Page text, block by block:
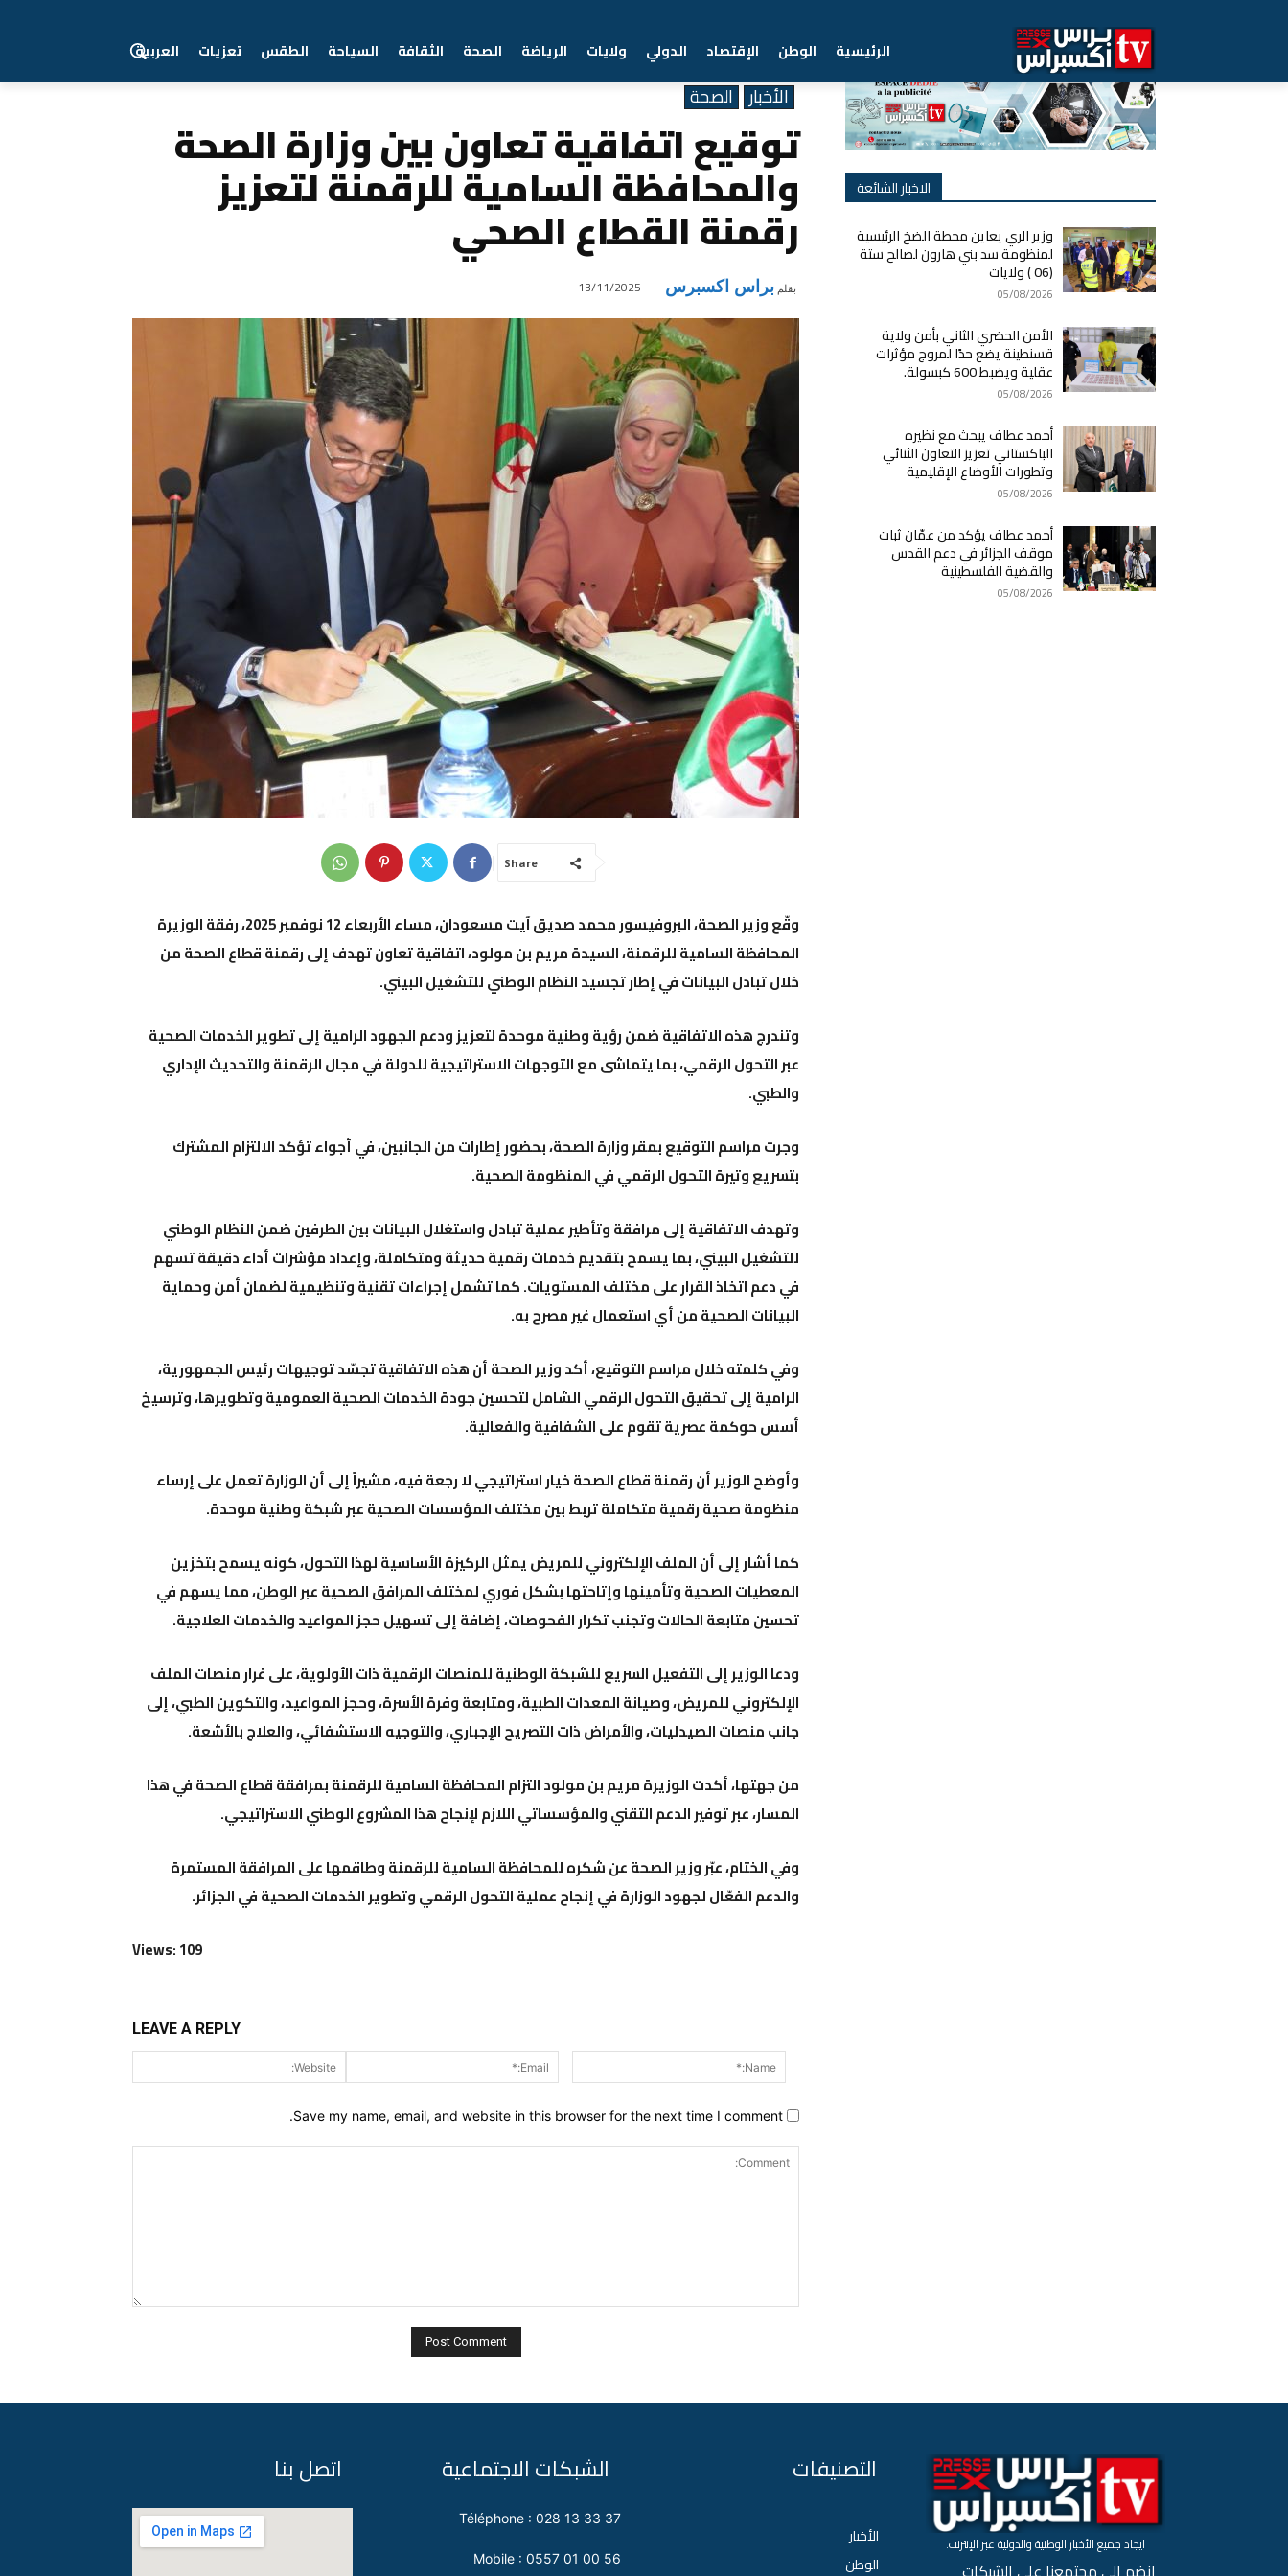
الرئيسية الوطن الإقتصاد الدولي ولايات الرياضة الصحة الثقافة السياحة الطقس تعزيات العربية
Home الأخبار توقيع اتفاقية تعاون بين وزارة الصحة والمحافظة السامية للرقمنة لتعزيز رقمنة القطاع...
الأخبار الصحة
توقيع اتفاقية تعاون بين وزارة الصحة
والمحافظة السامية للرقمنة لتعزيز
رقمنة القطاع الصحي
بقلم براس اكسبرس 13/11/2025
Share
وقّع وزير الصحة، البروفيسور محمد صديق آيت مسعودان، مساء الأربعاء 12 نوفمبر 2025، رفقة الوزيرة
المحافظة السامية للرقمنة، السيدة مريم بن مولود، اتفاقية تعاون تهدف إلى رقمنة قطاع الصحة من
خلال تبادل البيانات في إطار تجسيد النظام الوطني للتشغيل البيني.
وتندرج هذه الاتفاقية ضمن رؤية وطنية موحدة لتعزيز ودعم الجهود الرامية إلى تطوير الخدمات الصحية
عبر التحول الرقمي، بما يتماشى مع التوجهات الاستراتيجية للدولة في مجال الرقمنة والتحديث الإداري
والطبي.
وجرت مراسم التوقيع بمقر وزارة الصحة، بحضور إطارات من الجانبين، في أجواء تؤكد الالتزام المشترك
بتسريع وتيرة التحول الرقمي في المنظومة الصحية.
وتهدف الاتفاقية إلى مرافقة وتأطير عملية تبادل واستغلال البيانات بين الطرفين ضمن النظام الوطني
للتشغيل البيني، بما يسمح بتقديم خدمات رقمية حديثة ومتكاملة، وإعداد مؤشرات أداء دقيقة تسهم
في دعم اتخاذ القرار على مختلف المستويات. كما تشمل إجراءات تقنية وتنظيمية لضمان أمن وحماية
البيانات الصحية من أي استعمال غير مصرح به.
وفي كلمته خلال مراسم التوقيع، أكد وزير الصحة أن هذه الاتفاقية تجسّد توجيهات رئيس الجمهورية،
الرامية إلى تحقيق التحول الرقمي الشامل لتحسين جودة الخدمات الصحية العمومية وتطويرها، وترسيخ
أسس حوكمة عصرية تقوم على الشفافية والفعالية.
وأوضح الوزير أن رقمنة قطاع الصحة خيار استراتيجي لا رجعة فيه، مشيراً إلى أن الوزارة تعمل على إرساء
منظومة صحية رقمية متكاملة تربط بين مختلف المؤسسات الصحية عبر شبكة وطنية موحدة.
كما أشار إلى أن الملف الإلكتروني للمريض يمثل الركيزة الأساسية لهذا التحول، كونه يسمح بتخزين
المعطيات الصحية وتأمينها وإتاحتها بشكل فوري لمختلف المرافق الصحية عبر الوطن، مما يسهم في
تحسين متابعة الحالات وتجنب تكرار الفحوصات، إضافة إلى تسهيل حجز المواعيد والخدمات العلاجية.
ودعا الوزير إلى التفعيل السريع للشبكة الوطنية للمنصات الرقمية ذات الأولوية، على غرار منصات الملف
الإلكتروني للمريض، وصيانة المعدات الطبية، ومتابعة وفرة الأسرة، وحجز المواعيد، والتكوين الطبي، إلى
جانب منصات الصيدليات، والأمراض ذات التصريح الإجباري، والتوجيه الاستشفائي، والعلاج بالأشعة.
من جهتها، أكدت الوزيرة مريم بن مولود التزام المحافظة السامية للرقمنة بمرافقة قطاع الصحة في هذا
المسار، عبر توفير الدعم التقني والمؤسساتي اللازم لإنجاح هذا المشروع الوطني الاستراتيجي.
وفي الختام، عبّر وزير الصحة عن شكره للمحافظة السامية للرقمنة وطاقمها على المرافقة المستمرة
والدعم الفعّال لجهود الوزارة في إنجاح عملية التحول الرقمي وتطوير الخدمات الصحية في الجزائر.
Views: 109
LEAVE A REPLY
Name:*
Email:*
Save my name, email, and website in this browser for the next time I comment.
الاخبار الشائعة
وزير الري يعاين محطة الضخ الرئيسية
لمنظومة سد بني هارون لصالح ستة
(06 ) ولايات
05/08/2026
الأمن الحضري الثاني بأمن ولاية
قسنطينة يضع حدًا لمروج مؤثرات
عقلية ويضبط 600 كبسولة.
05/08/2026
أحمد عطاف يبحث مع نظيره
الباكستاني تعزيز التعاون الثنائي
وتطورات الأوضاع الإقليمية
05/08/2026
أحمد عطاف يؤكد من عمّان ثبات
موقف الجزائر في دعم القدس
والقضية الفلسطينية
05/08/2026
اتصل بنا الشبكات الاجتماعية
Téléphone : 028 13 33 37
Mobile : 0557 01 00 56
التصنيفات
الأخبار
الوطن
ايجاد جميع الأخبار الوطنية والدولية عبر الإنترنت.